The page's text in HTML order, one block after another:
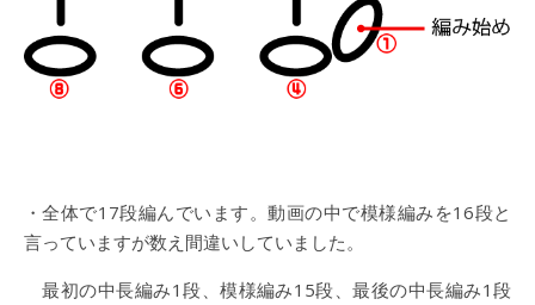
・全体で17段編んでいます。動画の中で模様編みを16段と
言っていますが数え間違いしていました。
最初の中長編み1段、模様編み15段、最後の中長編み1段